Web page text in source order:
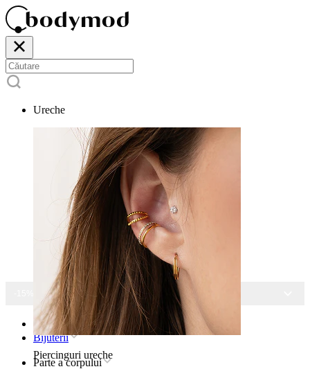
Ureche
Piercinguri ureche
-15% LA TOATE BIJUTERIILE
Pagina principală
Bijuterii
Parte a corpului